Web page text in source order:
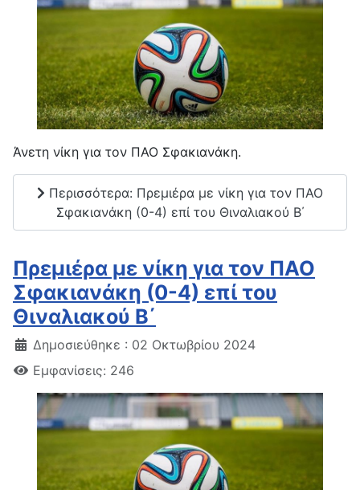
Άνετη νίκη για τον ΠΑΟ Σφακιανάκη.
Περισσότερα: Πρεμιέρα με νίκη για τον ΠΑΟ
Σφακιανάκη (0-4) επί του Θιναλιακού Β΄
Πρεμιέρα με νίκη για τον ΠΑΟ
Σφακιανάκη (0-4) επί του
Θιναλιακού Β΄
Δημοσιεύθηκε : 02 Οκτωβρίου 2024
Εμφανίσεις: 246